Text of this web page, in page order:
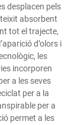
desplacen pels
absorbent
tot el trajecte,
d’olors i
les
incorporen
a les seves
per a la
per a
permet a les